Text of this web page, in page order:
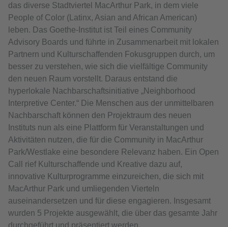
das diverse Stadtviertel MacArthur Park, in dem viele
People of Color (Latinx, Asian and African American)
leben. Das Goethe-Institut ist Teil eines Community
Advisory Boards und führte in Zusammenarbeit mit lokalen
Partnern und Kulturschaffenden Fokusgruppen durch, um
besser zu verstehen, wie sich die vielfältige Community
den neuen Raum vorstellt. Daraus entstand die
hyperlokale Nachbarschaftsinitiative „Neighborhood
Interpretive Center.“ Die Menschen aus der unmittelbaren
Nachbarschaft können den Projektraum des neuen
Instituts nun als eine Plattform für Veranstaltungen und
Aktivitäten nutzen, die für die Community in MacArthur
Park/Westlake eine besondere Relevanz haben. Ein Open
Call rief Kulturschaffende und Kreative dazu auf,
innovative Kulturprogramme einzureichen, die sich mit
MacArthur Park und umliegenden Vierteln
auseinandersetzen und für diese engagieren. Insgesamt
wurden 5 Projekte ausgewählt, die über das gesamte Jahr
durchgeführt und präsentiert werden.